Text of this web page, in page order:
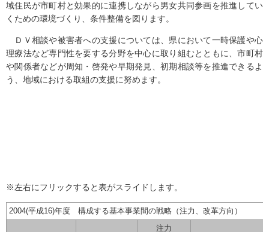
域住民が市町村と効果的に連携しながら男女共同参画を推進してい
くための環境づくり、条件整備を図ります。
ＤＶ相談や被害者への支援については、県において一時保護や心
理療法など専門性を要する分野を中心に取り組むとともに、市町村
や関係者などが周知・啓発や早期発見、初期相談等を推進できるよ
う、地域における取組の支援に努めます。
※左右にフリックすると表がスライドします。
2004(平成16)年度 構成する基本事業間の戦略（注力、改革方向）
注力